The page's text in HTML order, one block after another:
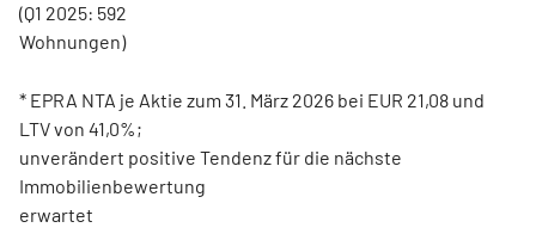
(Q1 2025: 592
Wohnungen)
* EPRA NTA je Aktie zum 31. März 2026 bei EUR 21,08 und
LTV von 41,0%;
unverändert positive Tendenz für die nächste
Immobilienbewertung
erwartet